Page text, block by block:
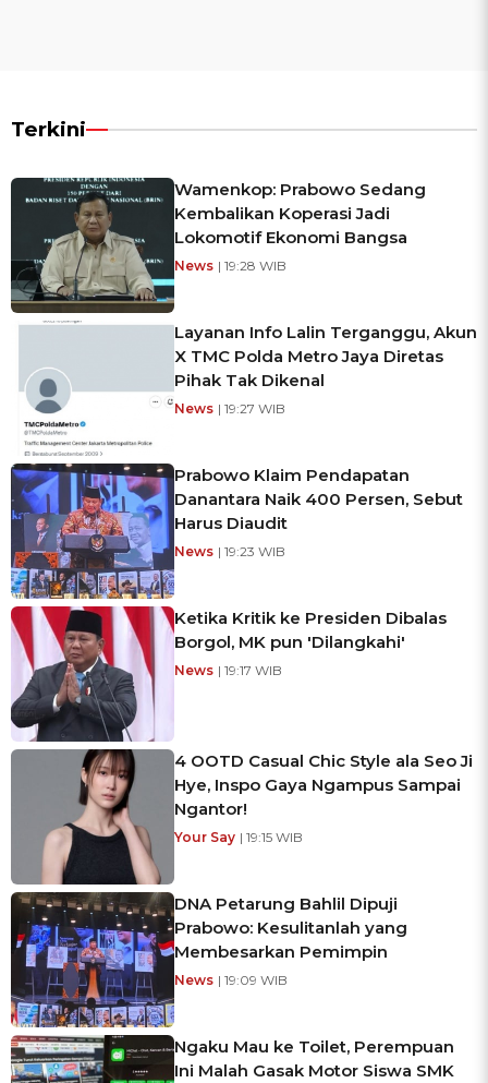
Terkini
Wamenkop: Prabowo Sedang
Kembalikan Koperasi Jadi
Lokomotif Ekonomi Bangsa
News | 19:28 WIB
Layanan Info Lalin Terganggu, Akun
X TMC Polda Metro Jaya Diretas
Pihak Tak Dikenal
News | 19:27 WIB
Prabowo Klaim Pendapatan
Danantara Naik 400 Persen, Sebut
Harus Diaudit
News | 19:23 WIB
Ketika Kritik ke Presiden Dibalas
Borgol, MK pun 'Dilangkahi'
News | 19:17 WIB
4 OOTD Casual Chic Style ala Seo Ji
Hye, Inspo Gaya Ngampus Sampai
Ngantor!
Your Say | 19:15 WIB
DNA Petarung Bahlil Dipuji
Prabowo: Kesulitanlah yang
Membesarkan Pemimpin
News | 19:09 WIB
Ngaku Mau ke Toilet, Perempuan
Ini Malah Gasak Motor Siswa SMK